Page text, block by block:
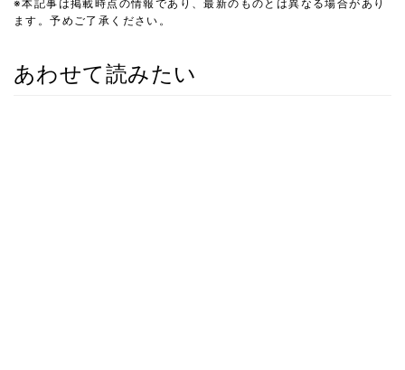
※本記事は掲載時点の情報であり、最新のものとは異なる場合があり
ます。予めご了承ください。
あわせて読みたい